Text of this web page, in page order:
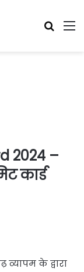
2024 –
कार्ड
व्यापम के द्वारा